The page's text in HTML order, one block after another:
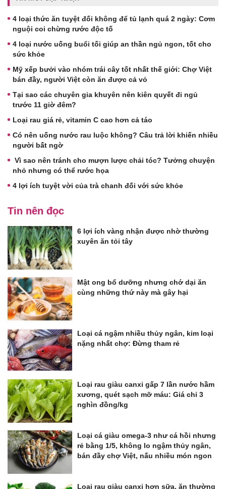
4 loại thức ăn tuyệt đối không để tủ lạnh quá 2 ngày: Cơm
nguội coi chừng rước độc tố
4 loại nước uống buổi tối giúp an thần ngủ ngon, tốt cho
sức khỏe
Mỹ xếp bưởi vào nhóm trái cây tốt nhất thế giới: Chợ Việt
bán đầy, người Việt còn ăn được cả vỏ
Tại sao các chuyên gia khuyên nên kiên quyết đi ngủ
trước 11 giờ đêm?
Loại rau giá rẻ, vitamin C cao hơn cả táo
Có nên uống nước rau luộc không? Câu trả lời khiến nhiều
người bất ngờ
Vì sao nên tránh cho mượn lược chải tóc? Tưởng chuyện
nhỏ nhưng có thể rước họa
4 lợi ích tuyệt vời của trà chanh đối với sức khỏe
Tin nên đọc
6 lợi ích vàng nhận được nhờ thường
xuyên ăn tỏi tây
Mật ong bổ dưỡng nhưng chớ dại ăn
cùng những thứ này mà gây hại
Loại cá ngậm nhiều thủy ngân, kim loại
nặng nhất chợ: Đừng tham rẻ
Loại rau giàu canxi gấp 7 lần nước hầm
xương, quét sạch mỡ máu: Giá chỉ 3
nghìn đồng/kg
Loại cá giàu omega-3 như cá hồi nhưng
rẻ bằng 1/5, không lo ngậm thủy ngân,
bán đầy chợ Việt, nấu nhiều món ngon
Loại rau giàu canxi hơn sữa, ăn thường